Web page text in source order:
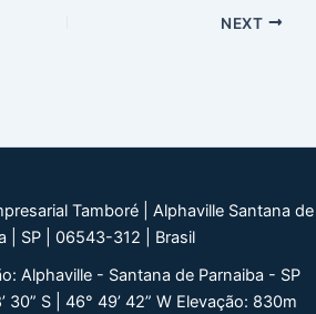
NEXT
Tamboré | Alphaville Santana de
| SP | 06543-312 | Brasil
Alphaville - Santana de Parnaiba - SP
30” S | 46° 49’ 42” W Elevação: 830m